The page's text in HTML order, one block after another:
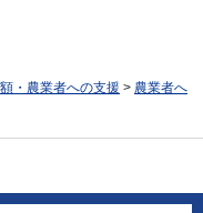
・農業者への支援 > 農業者へ